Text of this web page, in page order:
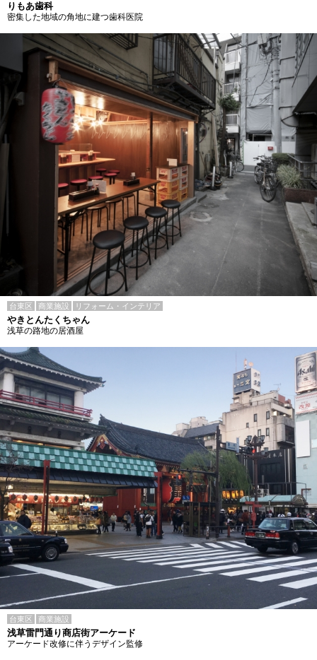
りもあ歯科
密集した地域の角地に建つ歯科医院
台東区 商業施設 リフォーム・インテリア
やきとんたくちゃん
浅草の路地の居酒屋
台東区 商業施設
浅草雷門通り商店街アーケード
アーケード改修に伴うデザイン監修